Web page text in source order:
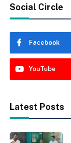
Social Circle
Facebook
YouTube
Latest Posts